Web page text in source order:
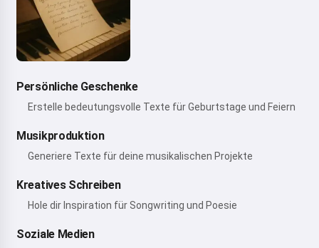
Persönliche Geschenke
Erstelle bedeutungsvolle Texte für Geburtstage und Feiern
Musikproduktion
Generiere Texte für deine musikalischen Projekte
Kreatives Schreiben
Hole dir Inspiration für Songwriting und Poesie
Soziale Medien